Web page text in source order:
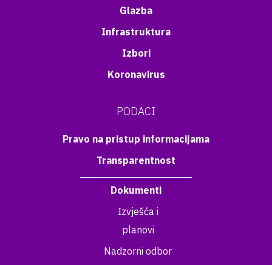
Glazba
Infrastruktura
Izbori
Koronavirus
PODACI
Pravo na pristup informacijama
Transparentnost
Dokumenti
Izvješća i
planovi
Nadzorni odbor